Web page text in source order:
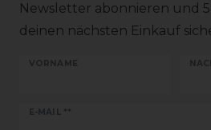
Newsletter abonnieren und
deinen nächsten Einkauf
VORNAME
E-MAIL **
Newsletter